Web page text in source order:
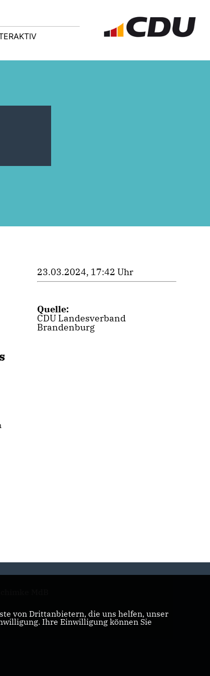
23.03.2024, 17:42 Uhr
Quelle:
CDU Landesverband
Brandenburg
von Drittanbietern, die uns helfen, unser
Ihre Einwilligung können Sie